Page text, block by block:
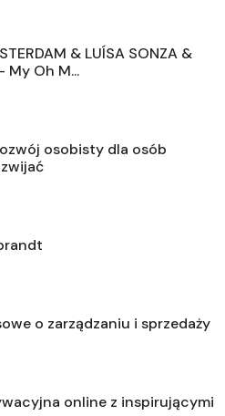
& LUÍSA SONZA &
My Oh M...
osobisty dla osób
o zarządzaniu i sprzedaży
online z inspirującymi